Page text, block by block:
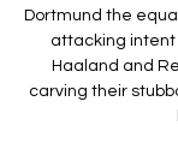
Dortmund the
attacking
Haaland and
carving their